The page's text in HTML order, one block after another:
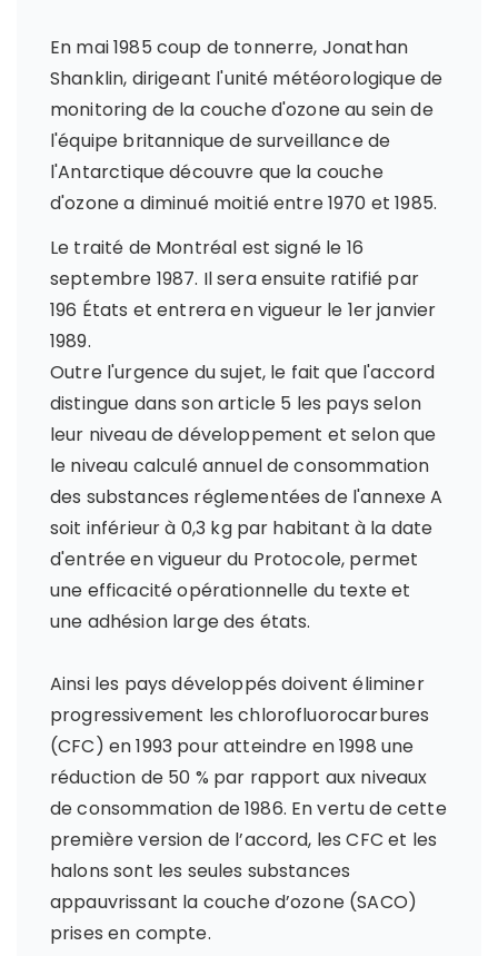
En mai 1985 coup de tonnerre, Jonathan
Shanklin, dirigeant l'unité météorologique de
monitoring de la couche d'ozone au sein de
l'équipe britannique de surveillance de
l'Antarctique découvre que la couche
d'ozone a diminué moitié entre 1970 et 1985.
Le traité de Montréal est signé le 16
septembre 1987. Il sera ensuite ratifié par
196 États et entrera en vigueur le 1er janvier
1989.
Outre l'urgence du sujet, le fait que l'accord
distingue dans son article 5 les pays selon
leur niveau de développement et selon que
le niveau calculé annuel de consommation
des substances réglementées de l'annexe A
soit inférieur à 0,3 kg par habitant à la date
d'entrée en vigueur du Protocole, permet
une efficacité opérationnelle du texte et
une adhésion large des états.
Ainsi les pays développés doivent éliminer
progressivement les chlorofluorocarbures
(CFC) en 1993 pour atteindre en 1998 une
réduction de 50 % par rapport aux niveaux
de consommation de 1986. En vertu de cette
première version de l’accord, les CFC et les
halons sont les seules substances
appauvrissant la couche d’ozone (SACO)
prises en compte.